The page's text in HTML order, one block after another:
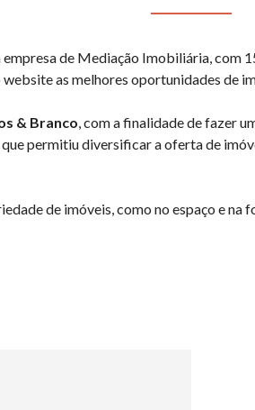
empresa de Mediação Imobiliária, com
as melhores oportunidades de
& Branco, com a finalidade de fazer
permitiu diversificar a oferta de
de imóveis, como no espaço e